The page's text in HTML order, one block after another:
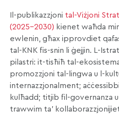
Il-publikazzjoni tal-Viżjoni
(2025-2030) kienet waħda
ewlenin, għax ipprovdiet
tal-KNK fis-snin li ġejjin. L-
pilastri: it-tisħiħ tal-
promozzjoni tal-lingwa u l-
internazzjonalment;
kulħadd; titjib fil-governanza
trawwim ta’